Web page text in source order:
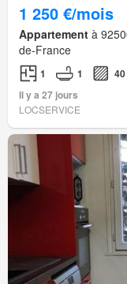
1 250 €/mois
Appartement à
de-France
1 1
40
Il y a 27 jours
LOCSERVICE